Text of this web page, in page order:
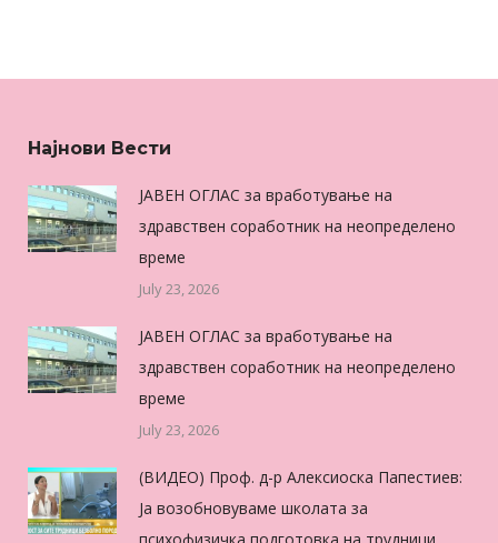
Најнови Вести
ЈАВЕН ОГЛАС за вработување на
здравствен соработник на неопределено
време
July 23, 2026
ЈАВЕН ОГЛАС за вработување на
здравствен соработник на неопределено
време
July 23, 2026
(ВИДЕО) Проф. д-р Алексиоска Папестиев:
Ја возобновуваме школата за